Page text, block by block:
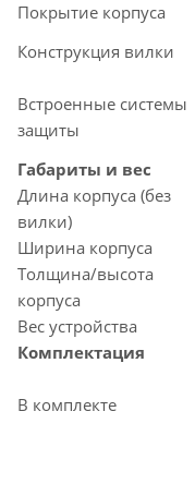
Покрытие корпуса
Конструкция вилки
Встроенные системы
защиты
Габариты и вес
Длина корпуса (без
вилки)
Ширина корпуса
Толщина/высота
корпуса
Вес устройства
Комплектация
В комплекте